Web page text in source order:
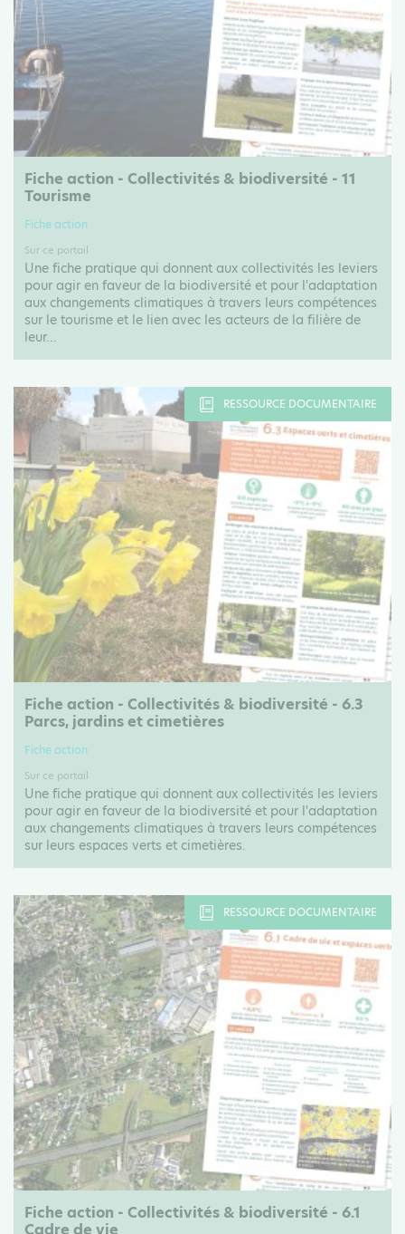
Fiche action - Collectivités & biodiversité - 11
Tourisme
Fiche action
Sur ce portail
Une fiche pratique qui donnent aux collectivités les leviers
pour agir en faveur de la biodiversité et pour l'adaptation
aux changements climatiques à travers leurs compétences
sur le tourisme et le lien avec les acteurs de la filière de
leur...
RESSOURCE DOCUMENTAIRE
Fiche action - Collectivités & biodiversité - 6.3
Parcs, jardins et cimetières
Fiche action
Sur ce portail
Une fiche pratique qui donnent aux collectivités les leviers
pour agir en faveur de la biodiversité et pour l'adaptation
aux changements climatiques à travers leurs compétences
sur leurs espaces verts et cimetières.
RESSOURCE DOCUMENTAIRE
Fiche action - Collectivités & biodiversité - 6.1